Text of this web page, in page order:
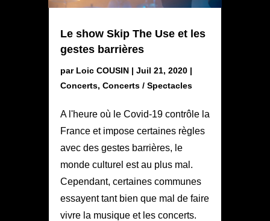
Le show Skip The Use et les
gestes barrières
par Loic COUSIN| Juil 21, 2020|
Concerts, Concerts / Spectacles
A l'heure où le Covid-19 contrôle la
France et impose certaines règles
avec des gestes barrières, le
monde culturel est au plus mal.
Cependant, certaines communes
essayent tant bien que mal de faire
vivre la musique et les concerts.